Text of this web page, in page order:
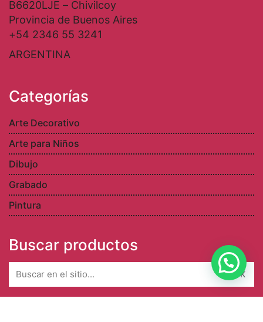
B6620LJE – Chivilcoy
Provincia de Buenos Aires
+54 2346 55 3241
ARGENTINA
Categorías
Arte Decorativo
Arte para Niños
Dibujo
Grabado
Pintura
Buscar productos
Search
for: